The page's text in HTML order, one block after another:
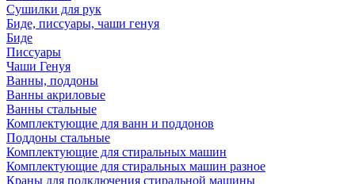
Сушилки для рук
Биде, писсуары, чаши генуя
Биде
Писсуары
Чаши Генуя
Ванны, поддоны
Ванны акриловые
Ванны стальные
Комплектующие для ванн и поддонов
Поддоны стальные
Комплектующие для стиральных машин
Комплектующие для стиральных машин разное
Краны для подключения стиральной машины